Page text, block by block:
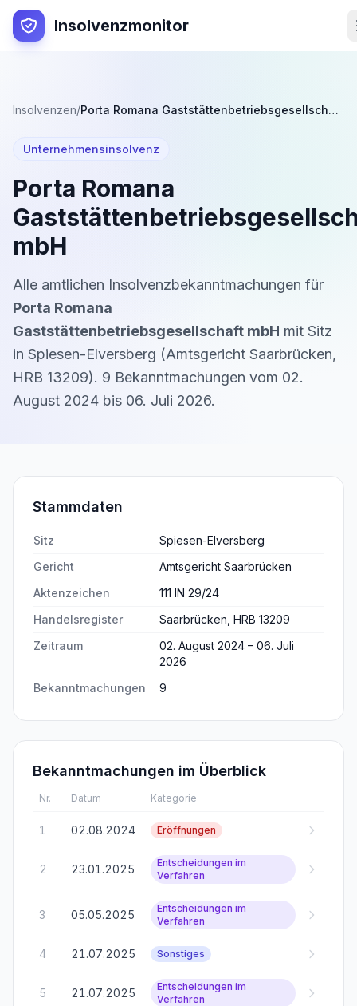
Insolvenzmonitor
Insolvenzen/ Porta Romana Gaststättenbetriebsgesellschaft mbH
Unternehmensinsolvenz
Porta Romana
mbH
Alle amtlichen Insolvenzbekanntmachungen für
Porta Romana
Gaststättenbetriebsgesellschaft mbH mit Sitz
in Spiesen-Elversberg (Amtsgericht Saarbrücken,
HRB 13209). 9 Bekanntmachungen vom 02.
August 2024 bis 06. Juli 2026.
Stammdaten
Sitz
Spiesen-Elversberg
Gericht
Amtsgericht Saarbrücken
Aktenzeichen
111 IN 29/24
Handelsregister
Saarbrücken, HRB 13209
Zeitraum
02. August 2024 – 06. Juli
2026
Bekanntmachungen
9
Bekanntmachungen im Überblick
Nr. Datum Kategorie
1 02.08.2024 Eröffnungen
2 23.01.2025
Entscheidungen im
Verfahren
3 05.05.2025
Entscheidungen im
Verfahren
4 21.07.2025 Sonstiges
5 21.07.2025
Entscheidungen im
Verfahren